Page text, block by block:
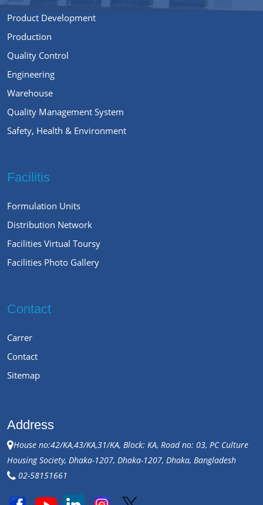
Product Development
Production
Quality Control
Engineering
Warehouse
Quality Management System
Safety, Health & Environment
Facilitis
Formulation Units
Distribution Network
Facilities Virtual Toursy
Facilities Photo Gallery
Contact
Carrer
Contact
Sitemap
Address
House no:42/KA,43/KA,31/KA, Block: KA, Road no: 03, PC Culture
Housing Society, Dhaka-1207, Dhaka-1207, Dhaka, Bangladesh
02-58151661